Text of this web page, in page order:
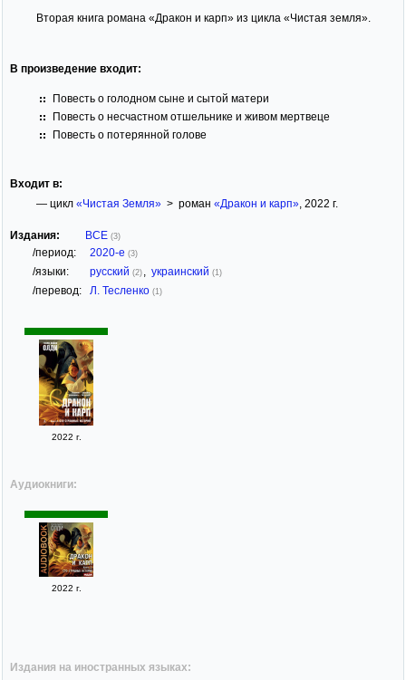
Вторая книга романа «Дракон и карп» из цикла «Чистая земля».
В произведение входит:
Повесть о голодном сыне и сытой матери
Повесть о несчастном отшельнике и живом мертвеце
Повесть о потерянной голове
Входит в:
— цикл «Чистая Земля»> роман «Дракон и карп», 2022 г.
Издания: ВСЕ (3)
/период: 2020-е (3)
/языки: русский (2) украинский (1)
/перевод: Л. Тесленко (1)
2022 г.
Аудиокниги:
2022 г.
Издания на иностранных языках: